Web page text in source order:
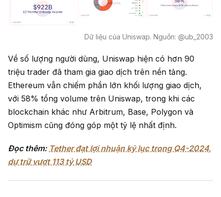
Dữ liệu của Uniswap. Nguồn: @ub_2003
Về số lượng người dùng, Uniswap hiện có hơn 90
triệu trader đã tham gia giao dịch trên nền tảng.
Ethereum vẫn chiếm phần lớn khối lượng giao dịch,
với 58% tổng volume trên Uniswap, trong khi các
blockchain khác như Arbitrum, Base, Polygon và
Optimism cũng đóng góp một tỷ lệ nhất định.
Đọc thêm: Tether đạt lợi nhuận kỷ lục trong Q4-2024,
dự trữ vượt 113 tỷ USD